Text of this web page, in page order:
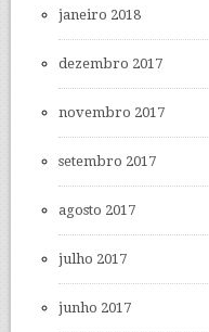
janeiro 2018
dezembro 2017
novembro 2017
setembro 2017
agosto 2017
julho 2017
junho 2017